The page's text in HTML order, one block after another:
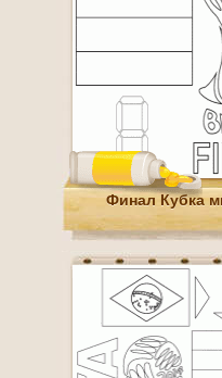
Финал Кубка